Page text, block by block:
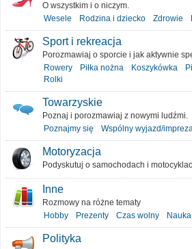
O wszystkim i o niczym.
Wesele
Rodzina i dziecko Zdrowie
Sport i rekreacja
Porozmawiaj o sporcie i jak aktywnie
Rowery
Piłka nożna Koszykówka
Rolki
Towarzyskie
Poznaj i porozmawiaj z nowymi ludźmi.
Poznajmy się
Wspólny wyjazd/
Motoryzacja
Podyskutuj o samochodach i
Inne
Rozmowy na różne tematy
Hobby
Prezenty Czas wolny Nauka
Polityka